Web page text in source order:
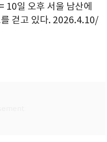
10일 오후 서울 남산에
걷고 있다. 2026.4.10/